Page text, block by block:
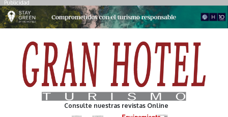
Publicidad
Consulte nuestras revistas Online